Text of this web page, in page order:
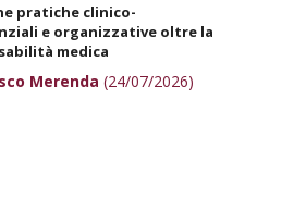
pratiche clinico-
e organizzative oltre la
medica
Merenda (24/07/2026)